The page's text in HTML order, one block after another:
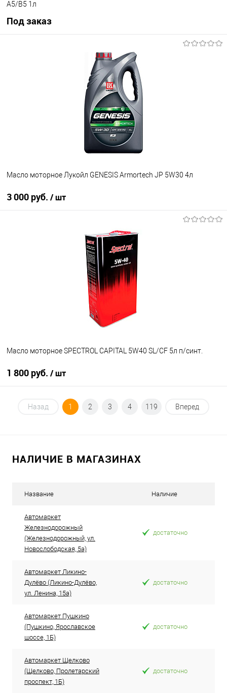
A5/B5 1л
Под заказ
Под заказ
Недоступно
Масло моторное Лукойл GENESIS Armortech JP 5W30 4л
3 000 руб. / шт
В наличии
Масло моторное SPECTROL CAPITAL 5W40 SL/CF 5л п/синт.
1 800 руб. / шт
В корзину
Назад 1 2 3 4 119 Вперед
НАЛИЧИЕ В МАГАЗИНАХ
Название Наличие
Автомаркет
Железнодорожный
(Железнодорожный, ул.
Новослободская, 5а)
достаточно
Автомаркет Ликино-
Дулёво (Ликино-Дулёво,
ул. Ленина, 15а)
достаточно
Автомаркет Пушкино
(Пушкино, Ярославское
шоссе, 1Б)
достаточно
Автомаркет Щелково
(Щелково, Пролетарский
проспект, 1Б)
достаточно